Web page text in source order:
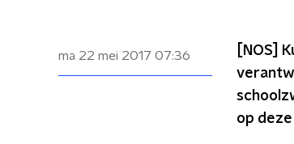
ma 22 mei 2017 07:36
[NOS]
op